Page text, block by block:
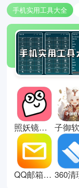
手机实用工具大全
照妖镜安卓版
QQ邮箱手机版